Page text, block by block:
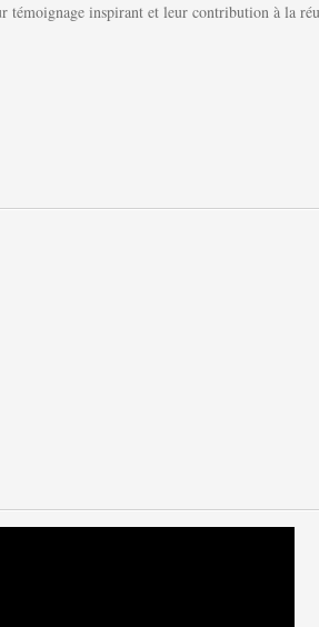
inspirant et leur contribution à la